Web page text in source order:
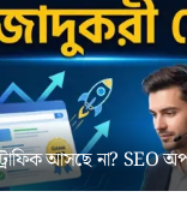
ট্রাফিক আসছে না? ‍SEO